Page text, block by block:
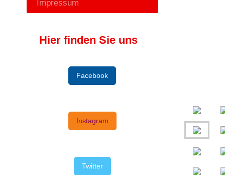
Impressum
Hier finden Sie uns
Facebook
Instagram
Twitter